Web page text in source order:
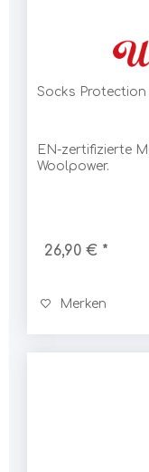
Socks Protection
EN-zertifizierte
Woolpower.
26,90 € *
Merken